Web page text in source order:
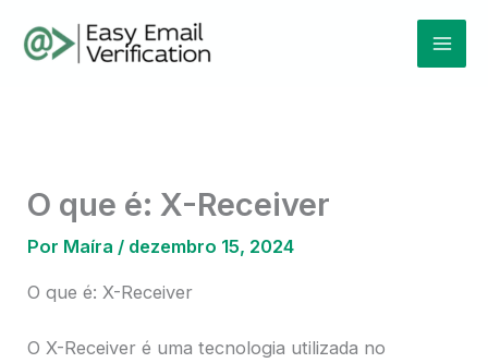
para
O que é: X-Receiver
Por Maíra / dezembro 15, 2024
O que é: X-Receiver
O X-Receiver é uma tecnologia utilizada no